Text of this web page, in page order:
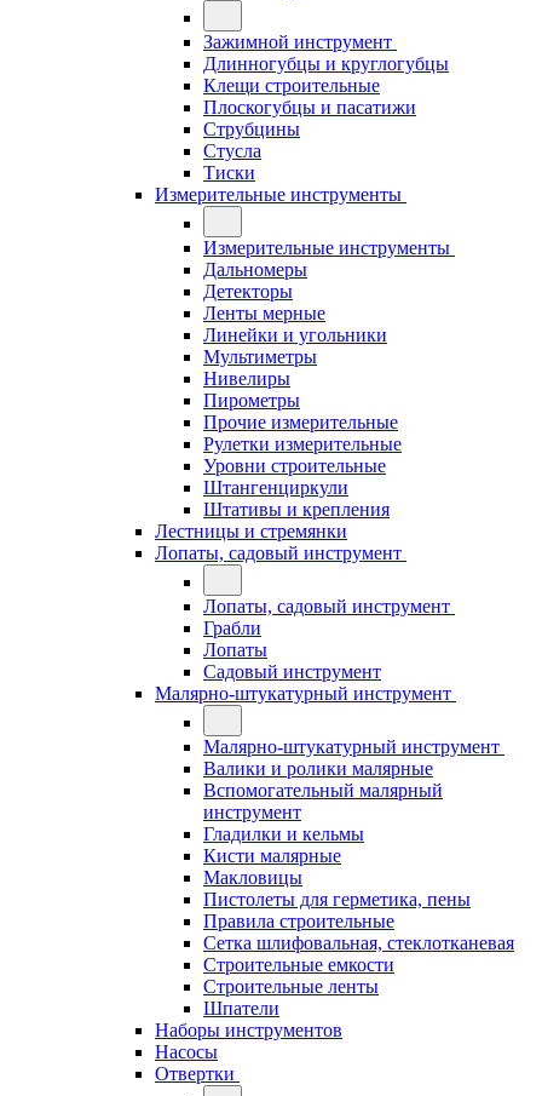
Зажимной инструмент
Длинногубцы и круглогубцы
Клещи строительные
Плоскогубцы и пасатижи
Струбцины
Стусла
Тиски
Измерительные инструменты
Измерительные инструменты
Дальномеры
Детекторы
Ленты мерные
Линейки и угольники
Мультиметры
Нивелиры
Пирометры
Прочие измерительные
Рулетки измерительные
Уровни строительные
Штангенциркули
Штативы и крепления
Лестницы и стремянки
Лопаты, садовый инструмент
Лопаты, садовый инструмент
Грабли
Лопаты
Садовый инструмент
Малярно-штукатурный инструмент
Малярно-штукатурный инструмент
Валики и ролики малярные
Вспомогательный малярный
инструмент
Гладилки и кельмы
Кисти малярные
Макловицы
Пистолеты для герметика, пены
Правила строительные
Сетка шлифовальная, стеклотканевая
Строительные емкости
Строительные ленты
Шпатели
Наборы инструментов
Насосы
Отвертки